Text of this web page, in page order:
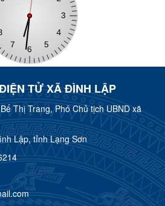
TỬ XÃ ĐÌNH LẬP
Thị Trang, Phó Chủ tịch UBND xã
Lập, tỉnh Lạng Sơn